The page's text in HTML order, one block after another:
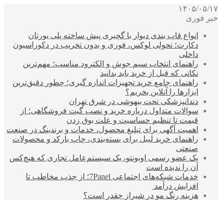
۱۴۰۵/۰۵/۱۷
خبر فوری
انواع قاب بندی دیوار با گچبری پیش ساخته پلی یورتان
دکارت؛ تحولی لوکس، فوری و بدون تخریب در دکوراسیون
داخلی
راهنمای انتخاب سیم جوش و الکترود مناسب؛ مهم‌ترین
نکاتی که قبل از خرید باید بدانید
راهنمای جامع خرید تجهیزات اندازه گیری؛ چطور دقیق‌ترین
ابزارها را آنلاین بخریم؟
دندانپزشکی تحت بیهوشی در شرق تهران
سوالات متداول درباره خرید و نصب گیت فروشگاهی؛ از
قیمت تا تنظیم حساسیت و علت بوق زدن
اهمیت آگهی برای تبلیغ محصول، خدمات و برندینگ در صنعت
راهنمای خرید لیبل برای بسته‌بندی، چاپ بارکد و محصولات
صنعتی
یک عضو رسمی اوبونتو، یک سیستم‌عامل تجاری که هیچ‌کس
آن را ندیده است
خدمات شبکه‌های اجتماعی 7Panel؛ از جذب مخاطب تا
افزایش درآمد
هزینه رنگ مو در شیراز چقدر است؟